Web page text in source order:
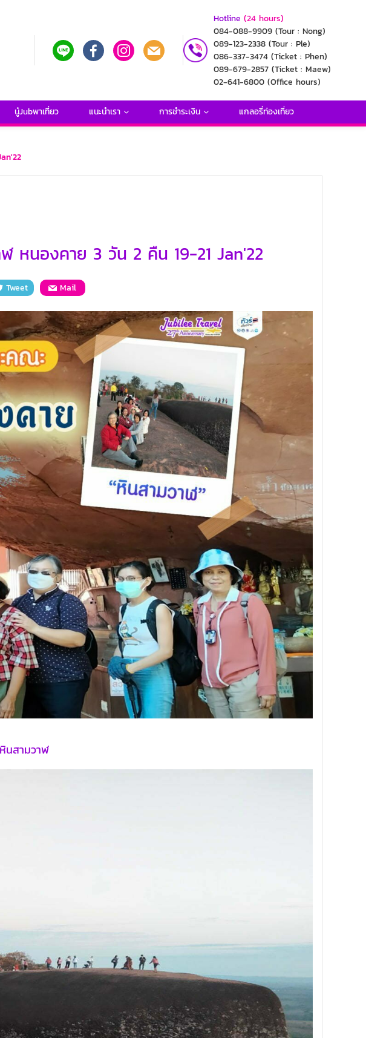
Hotline (24 hours)
084-088-9909 (Tour : Nong)
089-123-2338 (Tour : Ple)
086-337-3474 (Ticket : Phen)
089-679-2857 (Ticket : Maew)
02-641-6800 (Office hours)
นู๋Jubพาเที่ยว แนะนำเรา การชำระเงิน แกลอรี่ท่องเที่ยว
นองคาย 3 วัน 2 คืน 19-21 Jan'22
Tweet Mail
หินสามวาฬ